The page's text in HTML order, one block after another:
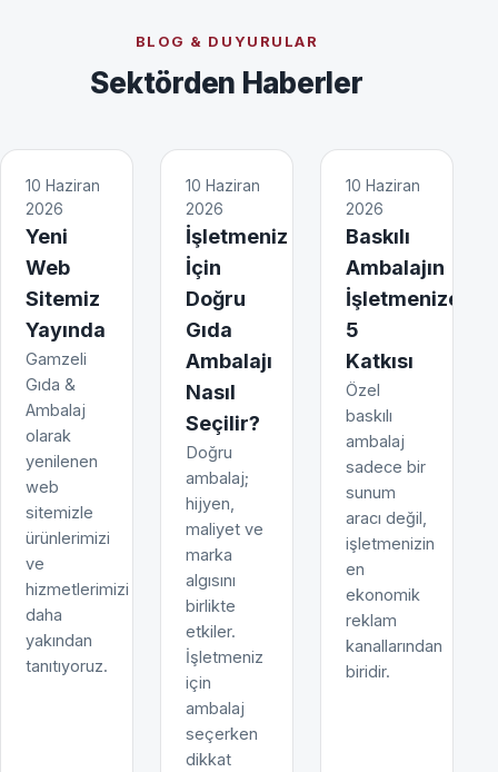
BLOG & DUYURULAR
Sektörden Haberler
10 Haziran
2026
Yeni
Web
Sitemiz
Yayında
Gamzeli
Gıda &
Ambalaj
olarak
yenilenen
web
sitemizle
ürünlerimizi
ve
hizmetlerimizi
daha
yakından
tanıtıyoruz.
10 Haziran
2026
İşletmeniz
İçin
Doğru
Gıda
Ambalajı
Nasıl
Seçilir?
Doğru
ambalaj;
hijyen,
maliyet ve
marka
algısını
birlikte
etkiler.
İşletmeniz
için
ambalaj
seçerken
dikkat
10 Haziran
2026
Baskılı
Ambalajın
İşletmenize
5
Katkısı
Özel
baskılı
ambalaj
sadece bir
sunum
aracı değil,
işletmenizin
en
ekonomik
reklam
kanallarından
biridir.